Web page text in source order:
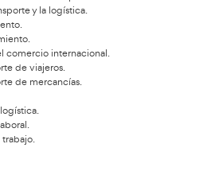
grado superior
acceso. La formación básica que
que puede ser cualquiera de
que te dará acceso a esta titulación
cuando estaba en vigor